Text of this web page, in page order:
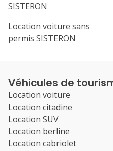
SISTERON
Location voiture sans
permis SISTERON
Véhicules de
Location voiture
Location citadine
Location SUV
Location berline
Location cabriolet